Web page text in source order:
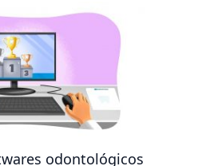
odontológicos